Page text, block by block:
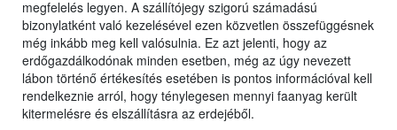
megfelelés legyen. A szállítójegy szigorú számadású
bizonylatként való kezelésével ezen közvetlen összefüggésnek
még inkább meg kell valósulnia. Ez azt jelenti, hogy az
erdőgazdálkodónak minden esetben, még az úgy nevezett
lábon történő értékesítés esetében is pontos információval kell
rendelkeznie arról, hogy ténylegesen mennyi faanyag került
kitermelésre és elszállításra az erdejéből.